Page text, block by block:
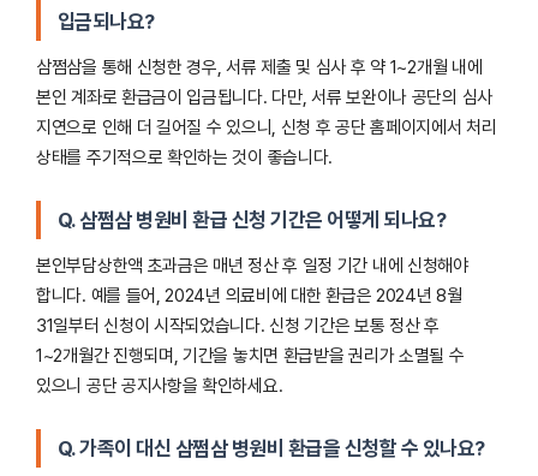
입금되나요?
삼쩜삼을 통해 신청한 경우, 서류 제출 및 심사 후 약 1~2개월 내에
본인 계좌로 환급금이 입금됩니다. 다만, 서류 보완이나 공단의 심사
지연으로 인해 더 길어질 수 있으니, 신청 후 공단 홈페이지에서 처리
상태를 주기적으로 확인하는 것이 좋습니다.
Q. 삼쩜삼 병원비 환급 신청 기간은 어떻게 되나요?
본인부담상한액 초과금은 매년 정산 후 일정 기간 내에 신청해야
합니다. 예를 들어, 2024년 의료비에 대한 환급은 2024년 8월
31일부터 신청이 시작되었습니다. 신청 기간은 보통 정산 후
1~2개월간 진행되며, 기간을 놓치면 환급받을 권리가 소멸될 수
있으니 공단 공지사항을 확인하세요.
Q. 가족이 대신 삼쩜삼 병원비 환급을 신청할 수 있나요?